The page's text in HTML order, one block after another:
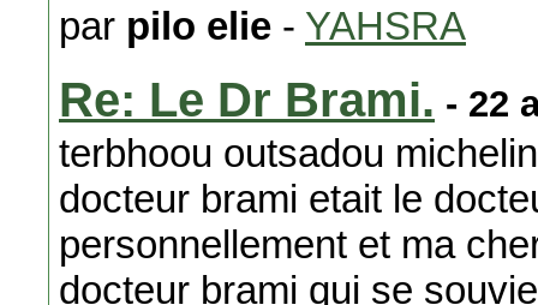
par pilo elie - YAHSRA
Re: Le Dr Brami. - 22
terbhoou outsadou
docteur brami etait le
personnellement et ma
docteur brami qui se